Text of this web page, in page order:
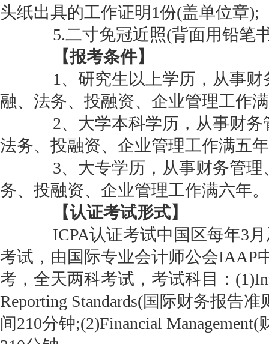
头纸出具的工作证明1份(盖单位章);
5.二寸免冠近照(背面用铅笔
【报考条件】
1、研究生以上学历，从事财
融、法务、投融资、企业管理工作
2、大学本科学历，从事财务
法务、投融资、企业管理工作满五
3、大专学历，从事财务管理
务、投融资、企业管理工作满六年。
【认证考试形式】
ICPA认证考试中国区每年3月
考试，由国际专业会计师公会IAAP
考，全天两科考试，考试科目：
Reporting Standards(国际财务报告
间210分钟;(2)Financial